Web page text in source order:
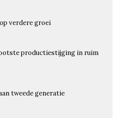
verdere groei
productiestijging in ruim
tweede generatie